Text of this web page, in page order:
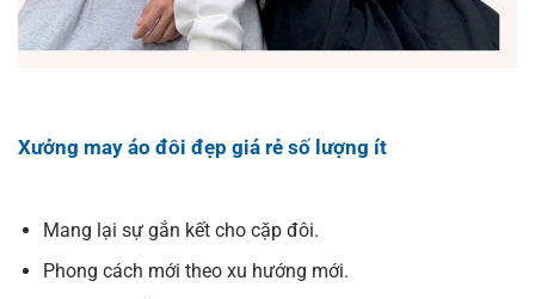
Xưởng may áo đôi đẹp giá rẻ số lượng ít
Mang lại sự gắn kết cho cặp đôi.
Phong cách mới theo xu hướng mới.